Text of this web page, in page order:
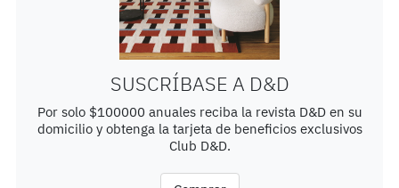
SUSCRÍBASE A D&D
Por solo $100000 anuales reciba la revista D&D en su
domicilio y obtenga la tarjeta de beneficios exclusivos
Club D&D.